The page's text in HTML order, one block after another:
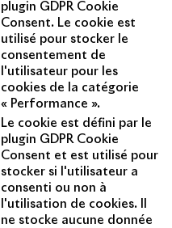
plugin GDPR Cookie
Consent. Le cookie est
utilisé pour stocker le
consentement de
l'utilisateur pour les
cookies de la catégorie
« Performance ».
Le cookie est défini par le
plugin GDPR Cookie
Consent et est utilisé pour
stocker si l'utilisateur a
consenti ou non à
l'utilisation de cookies. Il
ne stocke aucune donnée